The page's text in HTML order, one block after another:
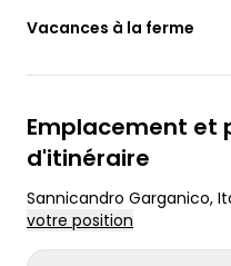
Vacances à la ferme
Emplacement et
d'itinéraire
Sannicandro Garganico,
votre position